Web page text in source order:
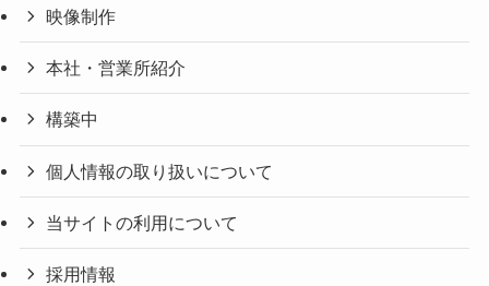
映像制作
本社・営業所紹介
構築中
個人情報の取り扱いについて
当サイトの利用について
採用情報